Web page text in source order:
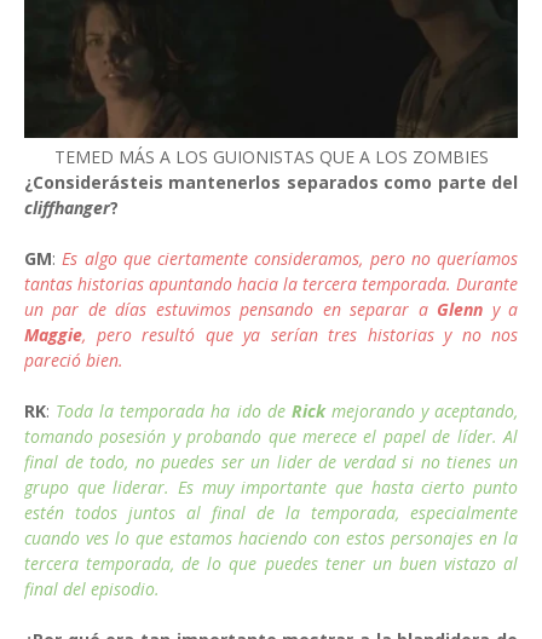
TEMED MÁS A LOS GUIONISTAS QUE A LOS ZOMBIES
¿Considerásteis mantenerlos separados como parte del
cliffhanger?
GM:Es algo que ciertamente consideramos, pero no queríamos
tantas historias apuntando hacia la tercera temporada. Durante
un par de días estuvimos pensando en separar aGlenn y a
Maggie, pero resultó que ya serían tres historias y no nos
pareció bien.
RK: Toda la temporada ha ido de Rick mejorando y aceptando,
tomando posesión y probando que merece el papel de líder. Al
final de todo, no puedes ser un lider de verdad si no tienes un
grupo que liderar. Es muy importante que hasta cierto punto
estén todos juntos al final de la temporada, especialmente
cuando ves lo que estamos haciendo con estos personajes en la
tercera temporada, de lo que puedes tener un buen vistazo al
final del episodio.